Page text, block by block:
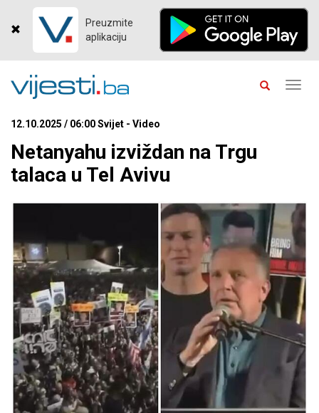
Preuzmite
aplikaciju
12.10.2025 / 06:00 Svijet - Video
Netanyahu izviždan na Trgu
talaca u Tel Avivu